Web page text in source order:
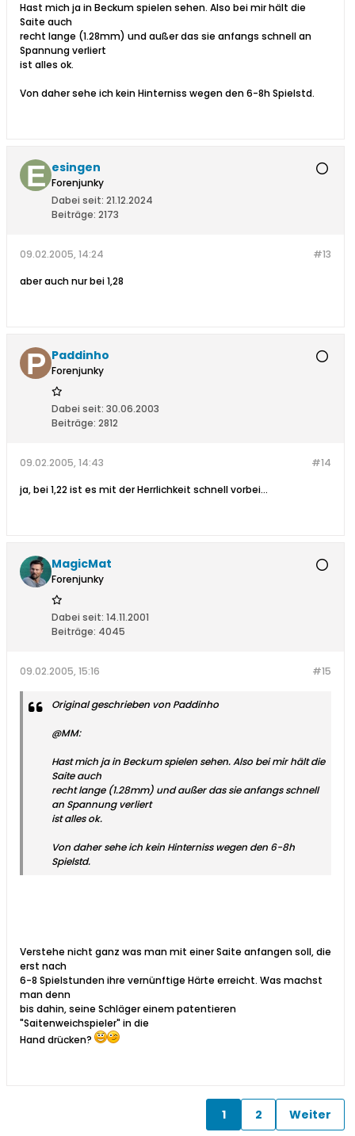
Hast mich ja in Beckum spielen sehen. Also bei mir hält die
Saite auch
recht lange (1.28mm) und außer das sie anfangs schnell an
Spannung verliert
ist alles ok.
Von daher sehe ich kein Hinterniss wegen den 6-8h Spielstd.
esingen
Forenjunky
Dabei seit: 21.12.2024
Beiträge: 2173
#13
09.02.2005, 14:24
aber auch nur bei 1,28
Paddinho
Forenjunky
Dabei seit: 30.06.2003
Beiträge: 2812
#14
09.02.2005, 14:43
ja, bei 1,22 ist es mit der Herrlichkeit schnell vorbei...
MagicMat
Forenjunky
Dabei seit: 14.11.2001
Beiträge: 4045
#15
09.02.2005, 15:16
Original geschrieben von Paddinho
@MM:
Hast mich ja in Beckum spielen sehen. Also bei mir hält die
Saite auch
recht lange (1.28mm) und außer das sie anfangs schnell
an Spannung verliert
ist alles ok.
Von daher sehe ich kein Hinterniss wegen den 6-8h
Spielstd.
Verstehe nicht ganz was man mit einer Saite anfangen soll, die
erst nach
6-8 Spielstunden ihre vernünftige Härte erreicht. Was machst
man denn
bis dahin, seine Schläger einem patentieren
"Saitenweichspieler" in die
Hand drücken?
1 2 Weiter